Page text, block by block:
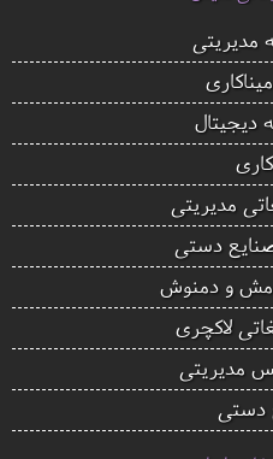
مدیریتی
دستی
و دمنوش
لاکچری
مدیریتی
دستی